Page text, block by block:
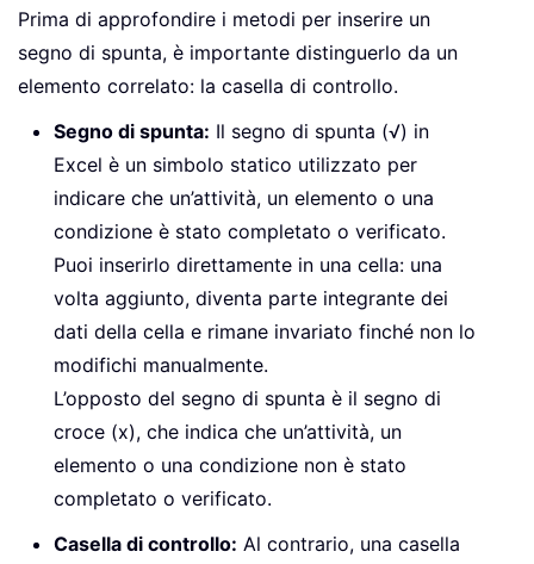
Prima di approfondire i metodi per inserire un
segno di spunta, è importante distinguerlo da un
elemento correlato: la casella di controllo.
Segno di spunta: Il segno di spunta (√) in
Excel è un simbolo statico utilizzato per
indicare che un’attività, un elemento o una
condizione è stato completato o verificato.
Puoi inserirlo direttamente in una cella: una
volta aggiunto, diventa parte integrante dei
dati della cella e rimane invariato finché non lo
modifichi manualmente.
L’opposto del segno di spunta è il segno di
croce (x), che indica che un’attività, un
elemento o una condizione non è stato
completato o verificato.
Casella di controllo: Al contrario, una casella